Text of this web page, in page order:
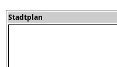
Stadtplan